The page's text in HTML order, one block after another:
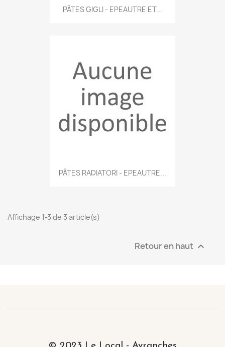
PÂTES GIGLI - EPEAUTRE ET...
PÂTES RADIATORI - EPEAUTRE...
Affichage 1-3 de 3 article(s)
Retour en haut 